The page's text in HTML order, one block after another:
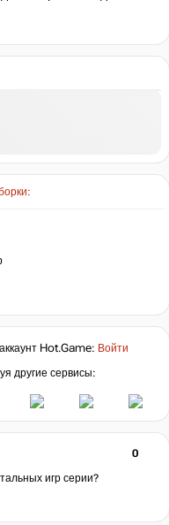
Hot.Game: Войти
другие сервисы:
0
игр серии?